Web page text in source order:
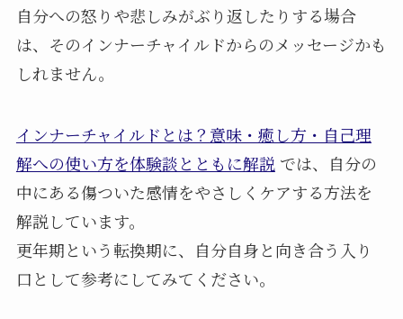
自分への怒りや悲しみがぶり返したりする場合
は、そのインナーチャイルドからのメッセージかも
しれません。
インナーチャイルドとは？意味・癒し方・自己理
解への使い方を体験談とともに解説では、自分の
中にある傷ついた感情をやさしくケアする方法を
解説しています。
更年期という転換期に、自分自身と向き合う入り
口として参考にしてみてください。